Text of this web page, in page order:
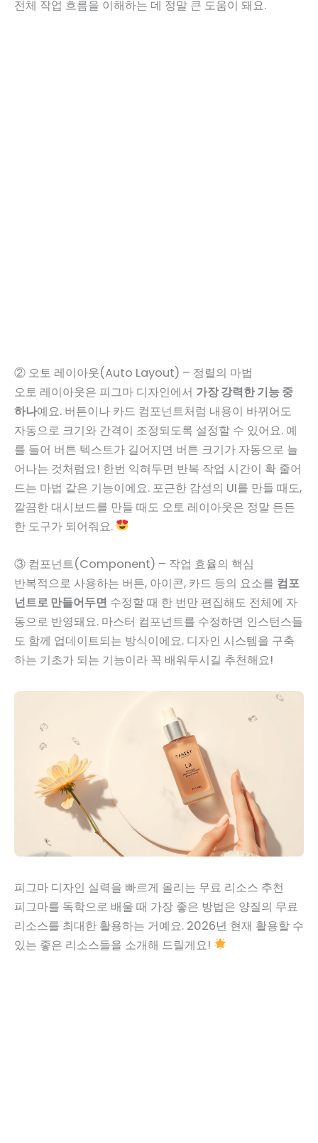
전체 작업 흐름을 이해하는 데 정말 큰 도움이 돼요.
② 오토 레이아웃(Auto Layout) – 정렬의 마법
오토 레이아웃은 피그마 디자인에서 가장 강력한 기능 중
하나예요. 버튼이나 카드 컴포넌트처럼 내용이 바뀌어도
자동으로 크기와 간격이 조정되도록 설정할 수 있어요. 예
를 들어 버튼 텍스트가 길어지면 버튼 크기가 자동으로 늘
어나는 것처럼요! 한번 익혀두면 반복 작업 시간이 확 줄어
드는 마법 같은 기능이에요. 포근한 감성의 UI를 만들 때도,
깔끔한 대시보드를 만들 때도 오토 레이아웃은 정말 든든
한 도구가 되어줘요.
③ 컴포넌트(Component) – 작업 효율의 핵심
반복적으로 사용하는 버튼, 아이콘, 카드 등의 요소를 컴포
넌트로 만들어두면 수정할 때 한 번만 편집해도 전체에 자
동으로 반영돼요. 마스터 컴포넌트를 수정하면 인스턴스들
도 함께 업데이트되는 방식이에요. 디자인 시스템을 구축
하는 기초가 되는 기능이라 꼭 배워두시길 추천해요!
피그마 디자인 실력을 빠르게 올리는 무료 리소스 추천
피그마를 독학으로 배울 때 가장 좋은 방법은 양질의 무료
리소스를 최대한 활용하는 거예요. 2026년 현재 활용할 수
있는 좋은 리소스들을 소개해 드릴게요!